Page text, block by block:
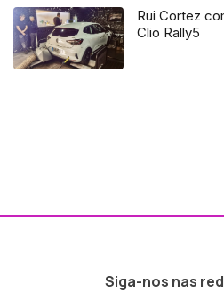
Rui Cortez
Clio Rally5
Siga-nos nas